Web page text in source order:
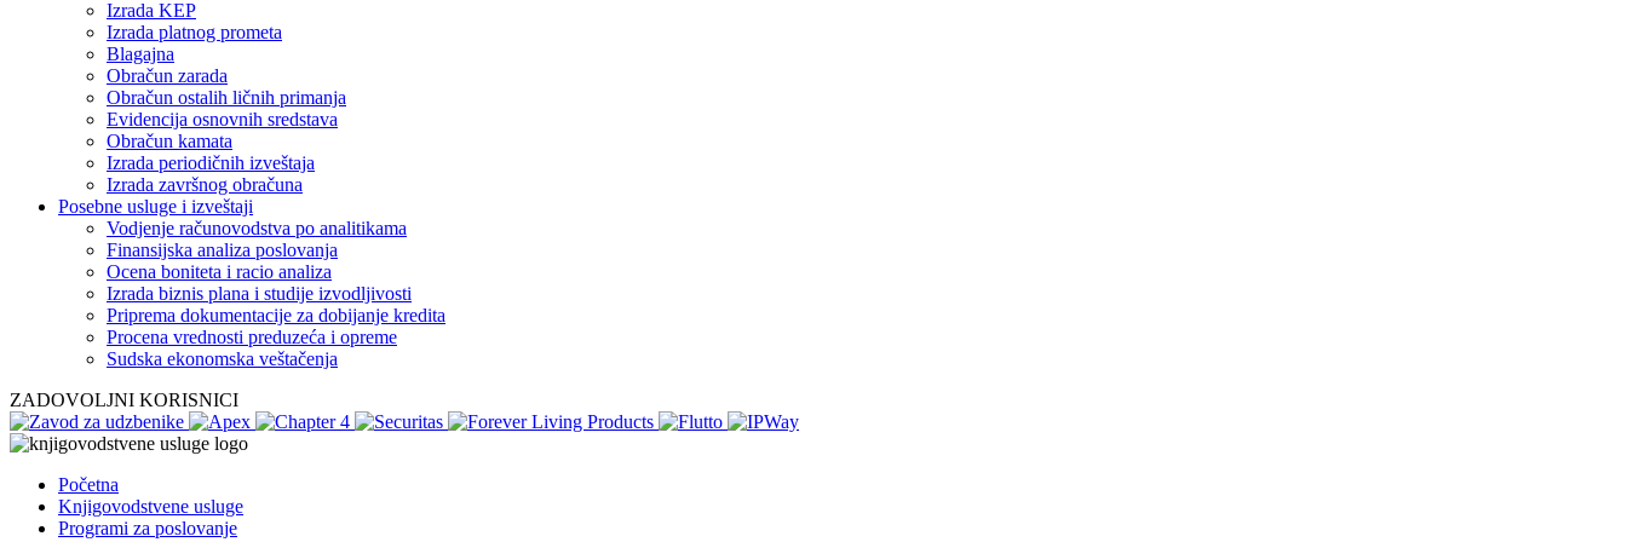
Izrada KEP
Izrada platnog prometa
Blagajna
Obračun zarada
Obračun ostalih ličnih primanja
Evidencija osnovnih sredstava
Obračun kamata
Izrada periodičnih izveštaja
Izrada završnog obračuna
Posebne usluge i izveštaji
Vodjenje računovodstva po analitikama
Finansijska analiza poslovanja
Ocena boniteta i racio analiza
Izrada biznis plana i studije izvodljivosti
Priprema dokumentacije za dobijanje kredita
Procena vrednosti preduzeća i opreme
Sudska ekonomska veštačenja
ZADOVOLJNI KORISNICI
Početna
Knjigovodstvene usluge
Programi za poslovanje